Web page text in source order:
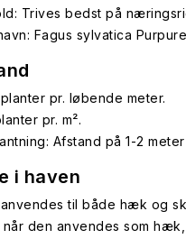
Trives bedst på
Fagus sylvatica
pr. løbende meter.
pr. m².
Afstand på 1-2
i haven
til både hæk og
den anvendes som